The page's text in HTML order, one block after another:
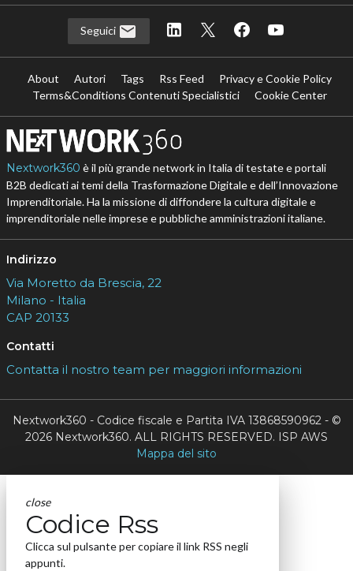
Seguici
About Autori Tags Rss Feed
Privacy e Cookie Policy
Terms&Conditions Contenuti Specialistici
Cookie Center
Nextwork360 è il più grande network in Italia di testate e portali
B2B dedicati ai temi della Trasformazione Digitale e dell’Innovazione
Imprenditoriale. Ha la missione di diffondere la cultura digitale e
imprenditoriale nelle imprese e pubbliche amministrazioni italiane.
Indirizzo
Via Moretto da Brescia, 22
Milano - Italia
CAP 20133
Contatti
Contatta il nostro team per maggiori informazioni
Nextwork360 - Codice fiscale e Partita IVA 13868590962 - ©
2026 Nextwork360. ALL RIGHTS RESERVED. ISP AWS
Mappa del sito
close
Codice Rss
Clicca sul pulsante per copiare il link RSS negli
appunti.